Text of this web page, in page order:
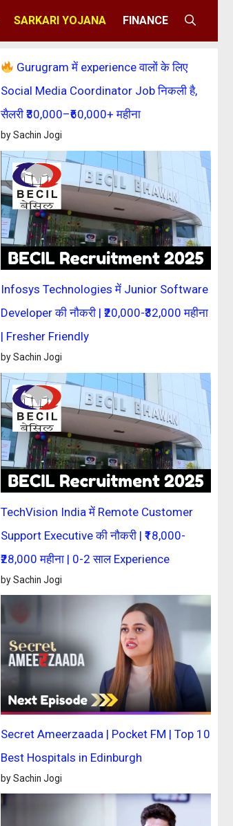
SARKARI YOJANA FINANCE
Gurugram में experience वालों के लिए
Social Media Coordinator Job निकली है,
सैलरी ₹30,000–₹60,000+ महीना
by Sachin Jogi
Infosys Technologies में Junior Software
Developer की नौकरी | ₹20,000-₹32,000 महीना
| Fresher Friendly
by Sachin Jogi
TechVision India में Remote Customer
Support Executive की नौकरी | ₹18,000-
₹28,000 महीना | 0-2 साल Experience
by Sachin Jogi
Secret Ameerzaada | Pocket FM | Top 10
Best Hospitals in Edinburgh
by Sachin Jogi